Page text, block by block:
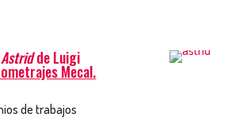
Astridde Luigi
Mecal.
de trabajos